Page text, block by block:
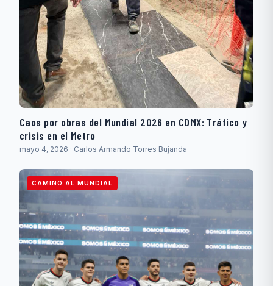
Caos por obras del Mundial 2026 en CDMX: Tráfico y
crisis en el Metro
mayo 4, 2026 · Carlos Armando Torres Bujanda
CAMINO AL MUNDIAL